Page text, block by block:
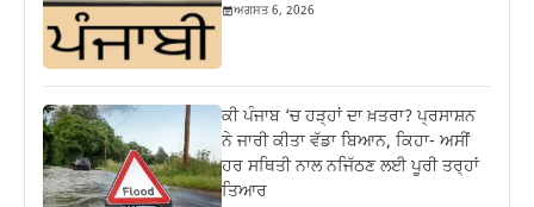
ਅਗਸਤ 6, 2026
ਕੀ ਪੰਜਾਬ ‘ਚ ਹੜ੍ਹਾਂ ਦਾ ਖ਼ਤਰਾ? ਪ੍ਰਸਾਸ਼ਨ
ਨੇ ਜਾਰੀ ਕੀਤਾ ਵੱਡਾ ਬਿਆਨ, ਕਿਹਾ- ਅਸੀਂ
ਹਰ ਸਥਿਤੀ ਨਾਲ ਨਜਿੱਠਣ ਲਈ ਪੂਰੀ ਤਰ੍ਹਾਂ
ਤਿਆਰ